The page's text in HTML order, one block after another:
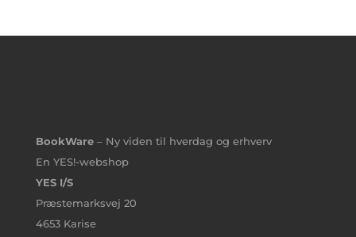
BookWare– Ny viden til hverdag og erhverv
En YES!-webshop
YES I/S
Præstemarksvej 20
4653 Karise